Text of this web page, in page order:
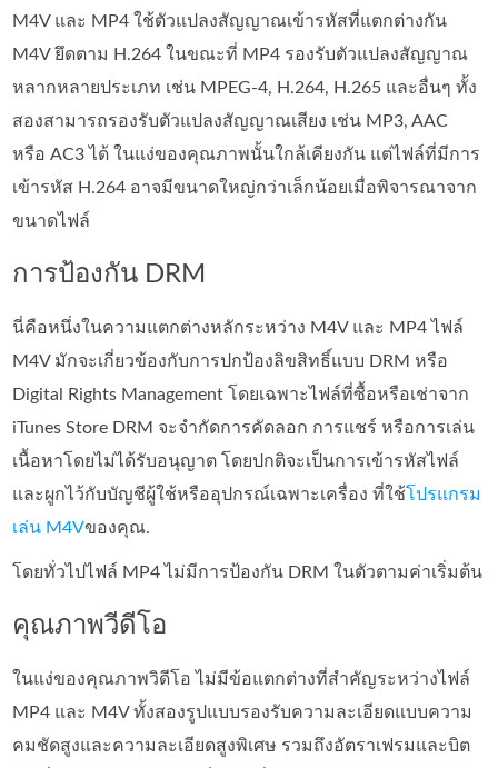
M4V และ MP4 ใช้ตัวแปลงสัญญาณเข้ารหัสที่แตกต่างกัน
M4V ยึดตาม H.264 ในขณะที่ MP4 รองรับตัวแปลงสัญญาณ
หลากหลายประเภท เช่น MPEG-4, H.264, H.265 และอื่นๆ ทั้ง
สองสามารถรองรับตัวแปลงสัญญาณเสียง เช่น MP3, AAC
หรือ AC3 ได้ ในแง่ของคุณภาพนั้นใกล้เคียงกัน แต่ไฟล์ที่มีการ
เข้ารหัส H.264 อาจมีขนาดใหญ่กว่าเล็กน้อยเมื่อพิจารณาจาก
ขนาดไฟล์
การป้องกัน DRM
นี่คือหนึ่งในความแตกต่างหลักระหว่าง M4V และ MP4 ไฟล์
M4V มักจะเกี่ยวข้องกับการปกป้องลิขสิทธิ์แบบ DRM หรือ
Digital Rights Management โดยเฉพาะไฟล์ที่ซื้อหรือเช่าจาก
iTunes Store DRM จะจำกัดการคัดลอก การแชร์ หรือการเล่น
เนื้อหาโดยไม่ได้รับอนุญาต โดยปกติจะเป็นการเข้ารหัสไฟล์
และผูกไว้กับบัญชีผู้ใช้หรืออุปกรณ์เฉพาะเครื่อง ที่ใช้โปรแกรม
เล่น M4Vของคุณ.
โดยทั่วไปไฟล์ MP4 ไม่มีการป้องกัน DRM ในตัวตามค่าเริ่มต้น
คุณภาพวีดีโอ
ในแง่ของคุณภาพวิดีโอ ไม่มีข้อแตกต่างที่สำคัญระหว่างไฟล์
MP4 และ M4V ทั้งสองรูปแบบรองรับความละเอียดแบบความ
คมชัดสูงและความละเอียดสูงพิเศษ รวมถึงอัตราเฟรมและบิต